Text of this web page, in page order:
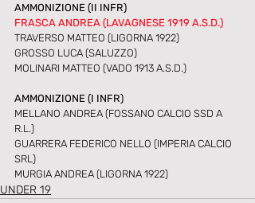
AMMONIZIONE (II INFR)
FRASCA ANDREA (LAVAGNESE 1919 A.S.D.)
TRAVERSO MATTEO (LIGORNA 1922)
GROSSO LUCA (SALUZZO)
MOLINARI MATTEO (VADO 1913 A.S.D.)
AMMONIZIONE (I INFR)
MELLANO ANDREA (FOSSANO CALCIO SSD A
R.L.)
GUARRERA FEDERICO NELLO (IMPERIA CALCIO
SRL)
MURGIA ANDREA (LIGORNA 1922)
UNDER 19